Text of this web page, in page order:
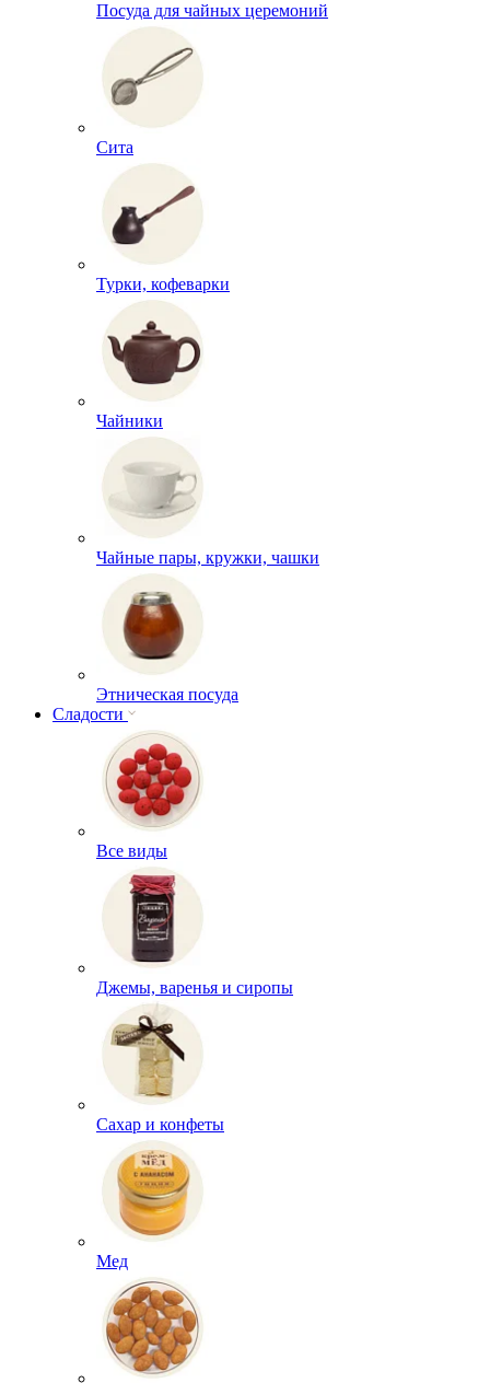
Посуда для чайных церемоний
Сита
Турки, кофеварки
Чайники
Чайные пары, кружки, чашки
Этническая посуда
Сладости
Все виды
Джемы, варенья и сиропы
Сахар и конфеты
Мед